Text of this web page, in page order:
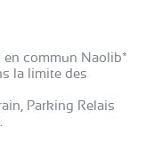
commun Naolib*
la limite des
Parking Relais